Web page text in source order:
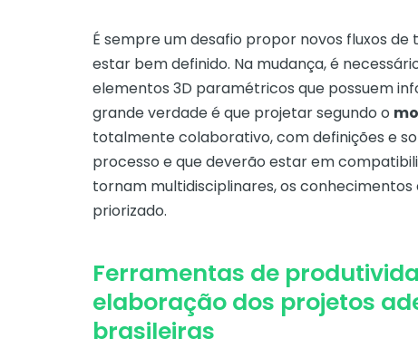
É sempre um desafio propor novos fluxos
estar bem definido. Na mudança, é
elementos 3D paramétricos que possuem
grande verdade é que projetar segundo o
totalmente colaborativo, com definições e
processo e que deverão estar em
tornam multidisciplinares, os
priorizado.
Ferramentas de
elaboração dos projetos
brasileiras